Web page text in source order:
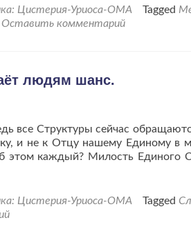
Цистерия-Уриоса-ОМА Tagged
Оставить комментарий
людям шанс.
все Структуры сейчас
и не к Отцу нашему Единому в
этом каждый? Милость Единого
Цистерия-Уриоса-ОМА Tagged